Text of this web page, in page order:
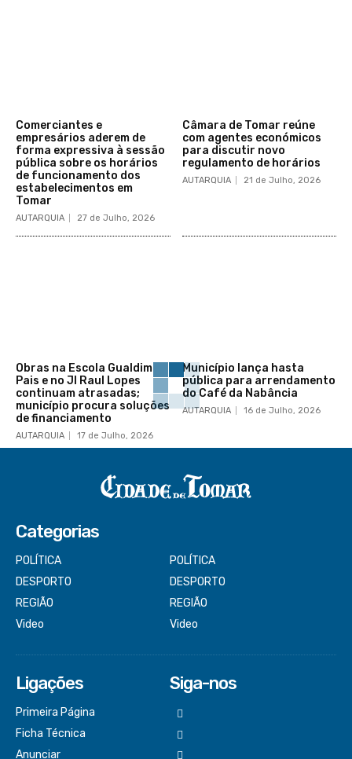
Comerciantes e
empresários aderem de
forma expressiva à sessão
pública sobre os horários
de funcionamento dos
estabelecimentos em
Tomar
AUTARQUIA 27 de Julho, 2026
Câmara de Tomar reúne
com agentes económicos
para discutir novo
regulamento de horários
AUTARQUIA 21 de Julho, 2026
Obras na Escola Gualdim
Pais e no JI Raul Lopes
continuam atrasadas;
município procura soluções
de financiamento
AUTARQUIA 17 de Julho, 2026
Município lança hasta
pública para arrendamento
do Café da Nabância
AUTARQUIA 16 de Julho, 2026
Categorias
POLÍTICA
DESPORTO
REGIÃO
Video
POLÍTICA
DESPORTO
REGIÃO
Video
Ligações
Primeira Página
Ficha Técnica
Anunciar
Siga-nos